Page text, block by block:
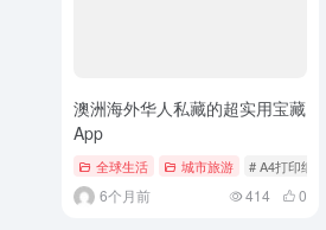
澳洲海外华人私藏的超实用宝藏
App
全球生活 城市旅游 # A4打印纸
6个月前 414 0